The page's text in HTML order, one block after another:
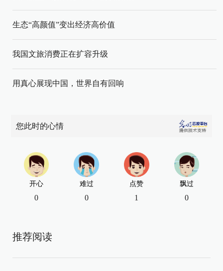
生态“高颜值”变出经济高价值
我国文旅消费正在扩容升级
用真心展现中国，世界自有回响
您此时的心情
开心
0
难过
0
点赞
1
飘过
0
推荐阅读